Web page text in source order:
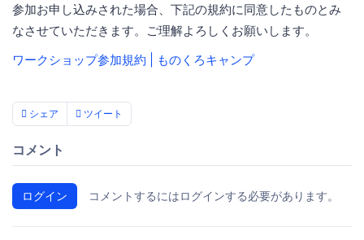
参加お申し込みされた場合、下記の規約に同意したものとみ
なさせていただきます。ご理解よろしくお願いします。
ワークショップ参加規約 | ものくろキャンプ
シェア ツイート
コメント
ログイン コメントするにはログインする必要があります。